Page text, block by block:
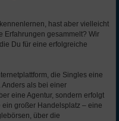
hast aber vielleicht
Erfahrungen gesammelt? Wir
Du für eine erfolgreiche
die Singles eine
als bei einer
eine Agentur, sondern erfolgt
großer Handelsplatz – eine
über die